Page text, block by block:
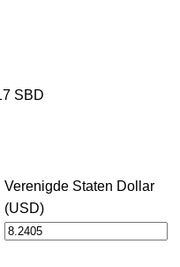
SBD
Verenigde Staten Dollar
(USD)